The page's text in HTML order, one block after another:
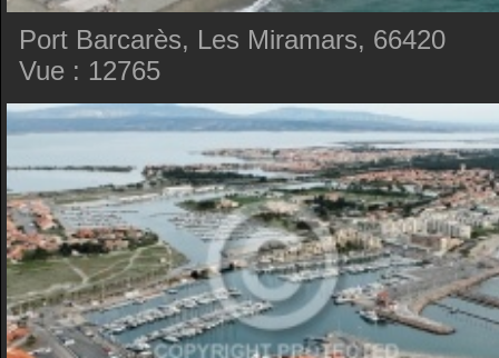
Port Barcarès, Les Miramars, 66420
Vue : 12765